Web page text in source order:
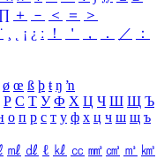
∏ ＋ － ＜ ＝
＞
˙ ¸ ¡ ¿ ː ！ ＇ ， ． ／
：
ø œ ß þ ŧ ŋ ŉ
Р С Т У Ф Х Ц Ч Ш Щ Ъ
о п р с т у ф х ц ч ш щ ъ
㎖ ㎗ ℓ ㎘ ㏄ ㎣ ㎤ ㎥ ㎦